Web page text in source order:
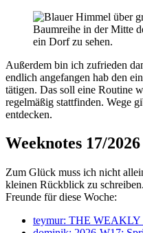
Außerdem bin ich zufrieden
endlich angefangen hab den
tätigen. Das soll eine Routine
regelmäßig stattfinden. Wege
entdecken.
Weeknotes 17/2026
Zum Glück muss ich nicht
kleinen Rückblick zu
Freunde für diese Woche:
teymur: THE